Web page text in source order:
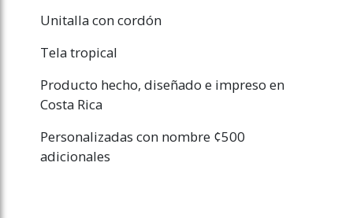
Unitalla con cordón
Tela tropical
Producto hecho, diseñado e impreso en
Costa Rica
Personalizadas con nombre ¢500
adicionales